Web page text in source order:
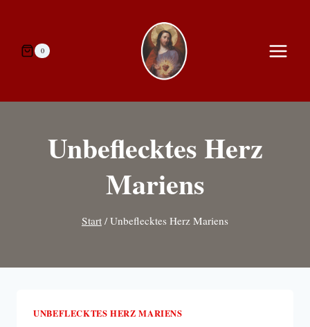
springen0
Unbeflecktes Herz
Mariens
Start / Unbeflecktes Herz Mariens
UNBEFLECKTES HERZ MARIENS